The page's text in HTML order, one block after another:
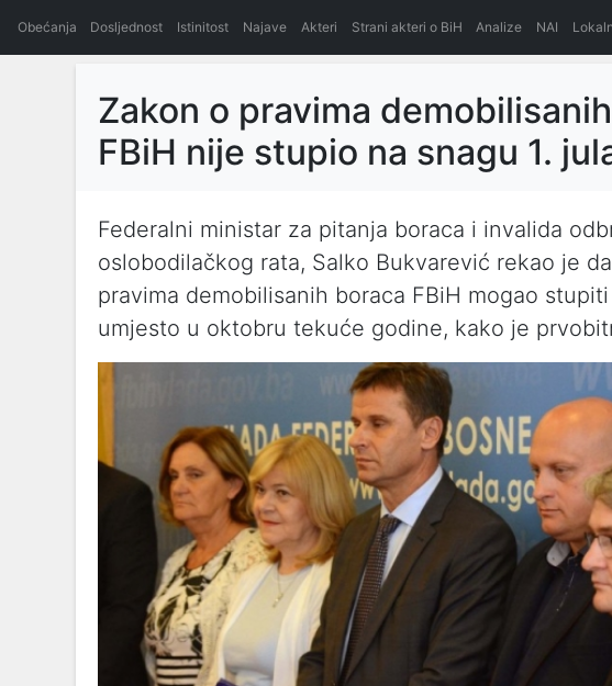
Obećanja Dosljednost Istinitost Najave Akteri Strani akteri o BiH Analize NAI
Zakon o pravima
FBiH nije stupio na snagu 1.
Federalni ministar za pitanja boraca i invalida
oslobodilačkog rata, Salko Bukvarević rekao je
pravima demobilisanih boraca FBiH mogao
umjesto u oktobru tekuće godine, kako je